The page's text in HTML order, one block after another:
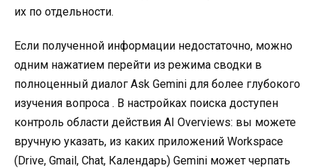
их по отдельности.
Если полученной информации недостаточно, можно
одним нажатием перейти из режима сводки в
полноценный диалог Ask Gemini для более глубокого
изучения вопроса . В настройках поиска доступен
контроль области действия AI Overviews: вы можете
вручную указать, из каких приложений Workspace
(Drive, Gmail, Chat, Календарь) Gemini может черпать